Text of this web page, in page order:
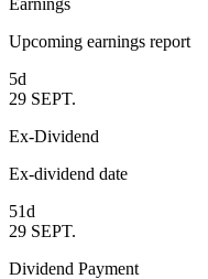
Earnings
Upcoming earnings report
5d
29 SEPT.
Ex-Dividend
Ex-dividend date
51d
29 SEPT.
Dividend Payment